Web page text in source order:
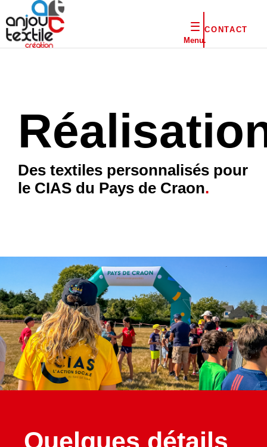
Menu.
CONTACT
Des textiles personnalisés pour
le CIAS du Pays de Craon
Quelques détails